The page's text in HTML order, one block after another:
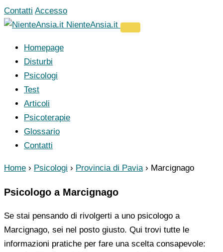
Vai
al
Contatti Accesso
NienteAnsia.it
Homepage
Disturbi
Psicologi
Test
Articoli
Psicoterapie
Glossario
Contatti
Home › Psicologi › Provincia di Pavia › Marcignago
Psicologo a Marcignago
Se stai pensando di rivolgerti a uno psicologo a
Marcignago, sei nel posto giusto. Qui trovi tutte le
informazioni pratiche per fare una scelta consapevole: